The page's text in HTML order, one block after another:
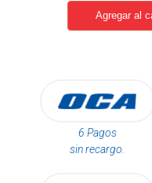
6 Pagos
sin recargo.